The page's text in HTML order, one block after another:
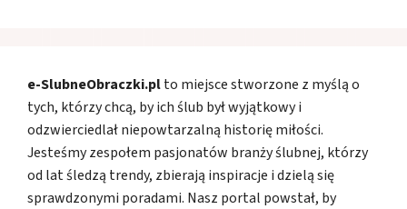
e-SlubneObraczki.plto miejsce stworzone z myślą o
tych, którzy chcą, by ich ślub był wyjątkowy i
odzwierciedlał niepowtarzalną historię miłości.
Jesteśmy zespołem pasjonatów branży ślubnej, którzy
od lat śledzą trendy, zbierają inspiracje i dzielą się
sprawdzonymi poradami. Nasz portal powstał, by